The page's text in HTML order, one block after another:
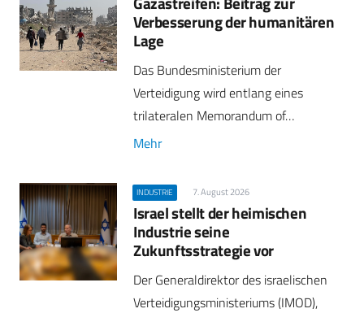
Verbesserung der humanitären
Lage
Das Bundesministerium der
Verteidigung wird entlang eines
trilateralen Memorandum of…
Mehr
INDUSTRIE 7. August 2026
Israel stellt der heimischen
Industrie seine
Zukunftsstrategie vor
Der Generaldirektor des israelischen
Verteidigungsministeriums (IMOD),